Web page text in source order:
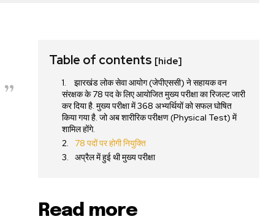
Table of contents [hide]
झारखंड लोक सेवा आयोग (जेपीएससी) ने सहायक वन
संरक्षक के 78 पद के लिए आयोजित मुख्य परीक्षा का रिजल्ट जारी
कर दिया है. मुख्य परीक्षा में 368 अभ्यर्थियों को सफल घोषित
किया गया है. जो अब शारीरिक परीक्षण (Physical Test) में
शामिल होंगे.
78 पदों पर होगी नियुक्ति
अप्रैल में हुई थी मुख्य परीक्षा
Read more